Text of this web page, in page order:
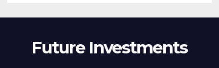
Future Investments